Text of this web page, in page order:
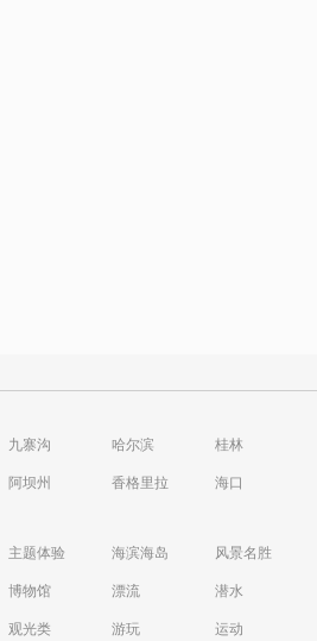
九寨沟 哈尔滨 桂林
阿坝州 香格里拉 海口
主题体验 海滨海岛 风景名胜
博物馆 漂流 潜水
观光类 游玩 运动